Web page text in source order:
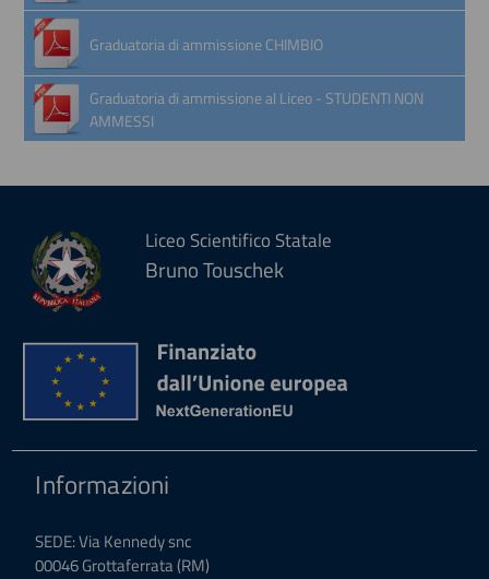
Graduatoria di ammissione CHIMBIO
Graduatoria di ammissione al Liceo - STUDENTI NON
AMMESSI
Liceo Scientifico Statale
Bruno Touschek
Informazioni
SEDE: Via Kennedy snc
00046 Grottaferrata (RM)